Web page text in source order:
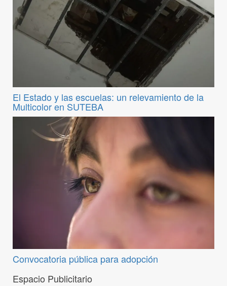
El Estado y las escuelas: un relevamiento de la
Multicolor en SUTEBA
Convocatoria pública para adopción
Espacio Publicitario